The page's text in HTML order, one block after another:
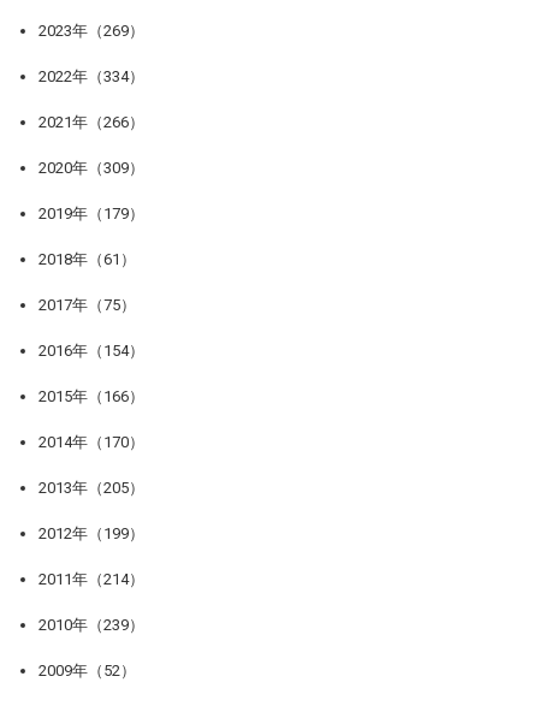
2023年（269）
2022年（334）
2021年（266）
2020年（309）
2019年（179）
2018年（61）
2017年（75）
2016年（154）
2015年（166）
2014年（170）
2013年（205）
2012年（199）
2011年（214）
2010年（239）
2009年（52）